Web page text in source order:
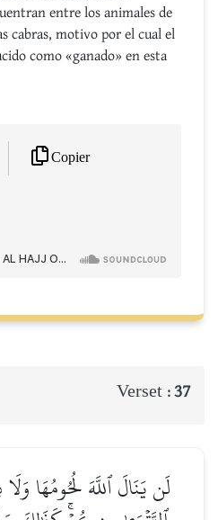
entre los animales de
cabras, motivo por el cual el
como «ganado» en esta
Copier
Verset :37
لَن يَنَالَ ٱللَّهَ لُحُومُهَا